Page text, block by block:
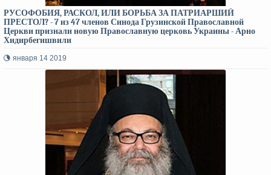
РУСОФОБИЯ, РАСКОЛ, ИЛИ БОРЬБА ЗА ПАТРИАРШИЙ
ПРЕСТОЛ? - 7 из 47 членов Синода Грузинской Православной
Церкви признали новую Православную церковь Украины - Арно
Хидирбегишвили
января 14 2019